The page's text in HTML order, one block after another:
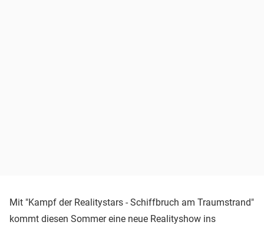
Mit "Kampf der Realitystars - Schiffbruch am Traumstrand"
kommt diesen Sommer eine neue Realityshow ins